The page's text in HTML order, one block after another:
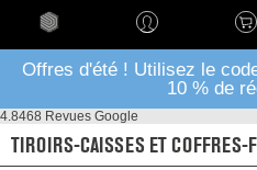
Offres d'été ! Utilisez le
10 % de
4.8468 Revues Google
TIROIRS-CAISSES ET COFFRES-